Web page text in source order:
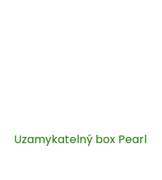
Uzamykatelný box Pearl